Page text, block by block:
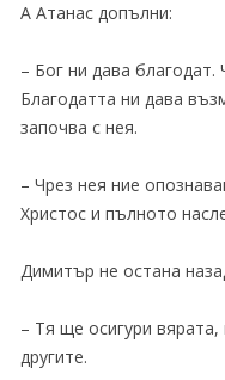
А Атанас допълни:
– Бог ни дава
Благодатта ни дава
започва с нея.
– Чрез нея ние
Христос и пълното
Димитър не остана
– Тя ще осигури
другите.